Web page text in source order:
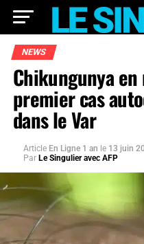
NEWS
Chikungunya
premier cas
dans le Var
Article En Ligne 1 an le 13 juin
Par Le Singulier avec AFP